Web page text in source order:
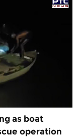
as boat
operation